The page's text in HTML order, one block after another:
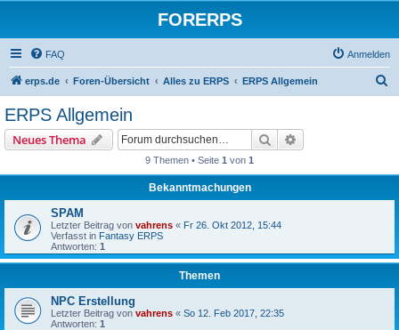
FORERPS
FAQ Anmelden
erps.de Foren-Übersicht Alles zu ERPS ERPS Allgemein
ERPS Allgemein
Neues Thema Suche
9 Themen • Seite 1 von 1
Bekanntmachungen
SPAM
Letzter Beitrag von vahrens « Fr 26. Okt 2012, 15:44
Verfasst in Fantasy ERPS
Antworten: 1
Themen
NPC Erstellung
Letzter Beitrag von vahrens « So 12. Feb 2017, 22:35
Antworten: 1